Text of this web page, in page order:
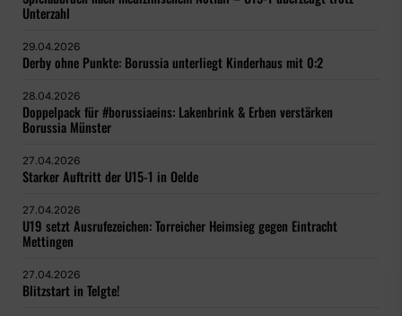
Unterzahl
29.04.2026
Derby ohne Punkte: Borussia unterliegt Kinderhaus mit 0:2
28.04.2026
Doppelpack für #borussiaeins: Lakenbrink & Erben verstärken
Borussia Münster
27.04.2026
Starker Auftritt der U15-1 in Oelde
27.04.2026
U19 setzt Ausrufezeichen: Torreicher Heimsieg gegen Eintracht
Mettingen
27.04.2026
Blitzstart in Telgte!